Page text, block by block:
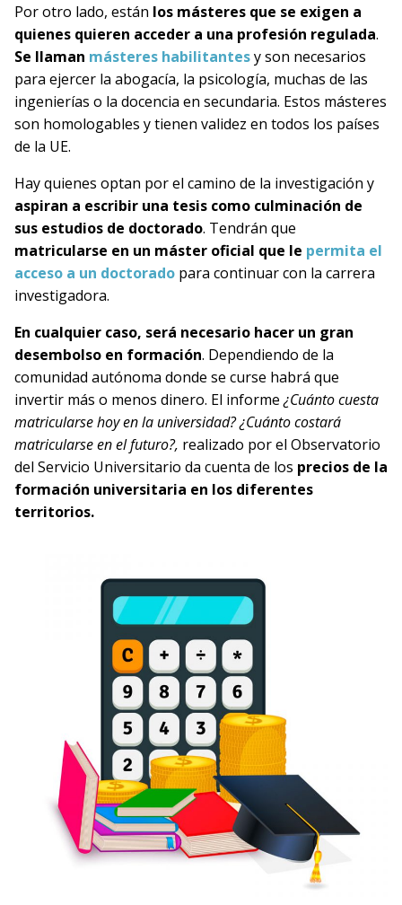
Por otro lado, están los másteres que se exigen a
quienes quieren acceder a una profesión regulada.
Se llaman másteres habilitantesy son necesarios
para ejercer la abogacía, la psicología, muchas de las
ingenierías o la docencia en secundaria. Estos másteres
son homologables y tienen validez en todos los países
de la UE.
Hay quienes optan por el camino de la investigación y
aspiran a escribir una tesis como culminación de
sus estudios de doctorado. Tendrán que
matricularse en un máster oficial que le permita el
acceso a un doctorado para continuar con la carrera
investigadora.
En cualquier caso, será necesario hacer un gran
desembolso en formación. Dependiendo de la
comunidad autónoma donde se curse habrá que
invertir más o menos dinero. El informe¿Cuánto cuesta
matricularse hoy en la universidad? ¿Cuánto costará
matricularse en el futuro?, realizado por el Observatorio
del Servicio Universitario da cuenta de los precios de la
formación universitaria en los diferentes
territorios.